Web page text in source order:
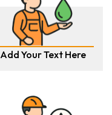
Add Your Text Here